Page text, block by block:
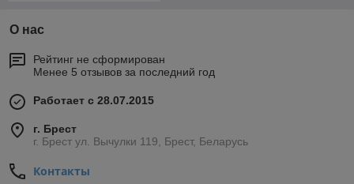
О нас
Рейтинг не сформирован
Менее 5 отзывов за последний год
Работает с 28.07.2015
г. Брест
г. Брест ул. Вычулки 119, Брест, Беларусь
Контакты